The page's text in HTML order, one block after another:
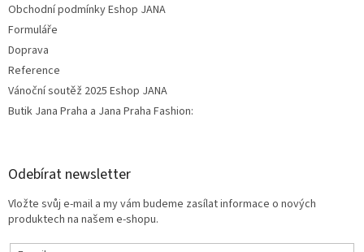
Obchodní podmínky Eshop JANA
Formuláře
Doprava
Reference
Vánoční soutěž 2025 Eshop JANA
Butik Jana Praha a Jana Praha Fashion:
Odebírat newsletter
Vložte svůj e-mail a my vám budeme zasílat informace o nových
produktech na našem e-shopu.